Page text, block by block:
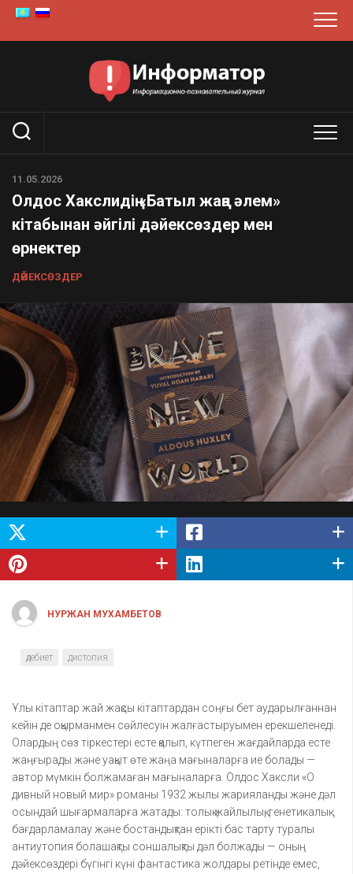
Skip
content
11.05.2026
Олдос Хакслидің «Батыл жаңа әлем»
кітабынан әйгілі дәйексөздер мен
өрнектер
ДӘЙЕКСӨЗДЕР
НУРЖАН МУХАМБЕТОВ
әдебиет дистопия
Ұлы кітаптар жай жақсы кітаптардан соңғы бет аударылғаннан
кейін де оқырманмен сөйлесуін жалғастыруымен ерекшеленеді.
Олардың сөз тіркестері есте қалып, күтпеген жағдайларда есте
жаңғырады және уақыт өте жаңа мағыналарға ие болады —
автор мүмкін болжамаған мағыналарға. Олдос Хаксли «О
дивный новый мир» романы 1932 жылы жарияланды және дәл
осындай шығармаларға жатады: толық жайлылық, генетикалық
бағдарламалау және бостандықтан ерікті бас тарту туралы
антиутопия болашақты соншалықты дәл болжады — оның
дәйексөздері бүгінгі күні фантастика жолдары ретінде емес,